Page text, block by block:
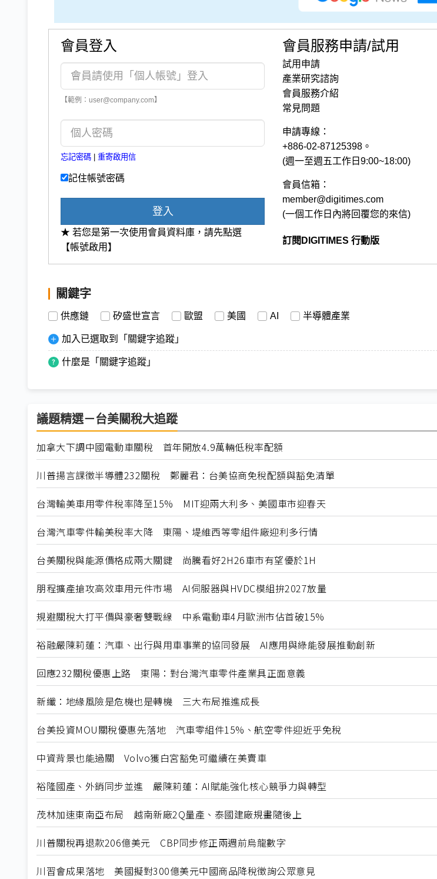
會員登入
【範例：user@company.com】
忘記密碼 重寄啟用信
記住帳號密碼
登入
★ 若您是第一次使用會員資料庫，請先點選
【帳號啟用】
會員服務申請/試用
試用申請
產業研究諮詢
會員服務介紹
常見問題
申請專線：
+886-02-87125398。
(週一至週五工作日9:00~18:00)
會員信箱：
member@digitimes.com
(一個工作日內將回覆您的來信)
訂閱DIGITIMES 行動版
關鍵字
供應鏈 矽盛世宣言 歐盟 美國 AI 半導體產業
加入已選取到「關鍵字追蹤」
什麼是「關鍵字追蹤」
議題精選－台美關稅大追蹤
加拿大下調中國電動車關稅 首年開放4.9萬輛低稅率配額
川普揚言課徵半導體232關稅 鄭麗君：台美協商免稅配額與豁免清單
台灣輸美車用零件稅率降至15% MIT迎兩大利多、美國車市迎春天
台灣汽車零件輸美稅率大降 東陽、堤維西等零組件廠迎利多行情
台美關稅與能源價格成兩大關鍵 尚騰看好2H26車市有望優於1H
朋程擴產搶攻高效車用元件市場 AI伺服器與HVDC模組拚2027放量
規避關稅大打平價與豪奢雙戰線 中系電動車4月歐洲市佔首破15%
裕融嚴陳莉蓮：汽車、出行與用車事業的協同發展 AI應用與綠能發展推動創新
回應232關稅優惠上路 東陽：對台灣汽車零件產業具正面意義
新纖：地緣風險是危機也是轉機 三大布局推進成長
台美投資MOU關稅優惠先落地 汽車零組件15%、航空零件迎近乎免稅
中資背景也能過關 Volvo獲白宮豁免可繼續在美賣車
裕隆國產、外銷同步並進 嚴陳莉蓮：AI賦能強化核心競爭力與轉型
茂林加速東南亞布局 越南新廠2Q量產、泰國建廠規畫隨後上
川普關稅再退款206億美元 CBP同步修正兩週前烏龍數字
川習會成果落地 美國擬對300億美元中國商品降稅徵詢公眾意見